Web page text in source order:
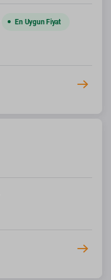
En Uygun Fiyat